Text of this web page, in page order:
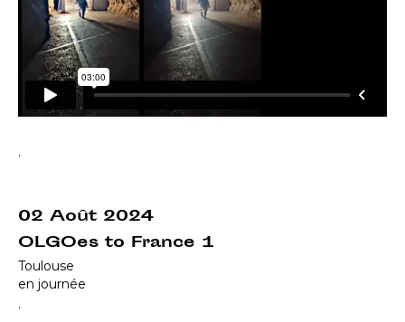
.
02 Août 2024
OLGOes to France 1
Toulouse
en journée
.